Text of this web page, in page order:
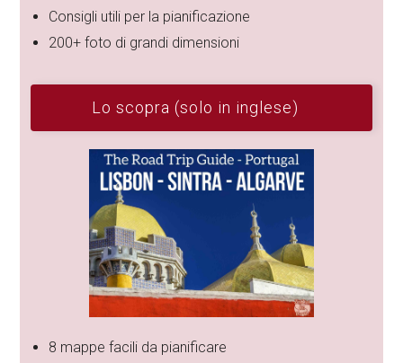
Consigli utili per la pianificazione
200+ foto di grandi dimensioni
Lo scopra (solo in inglese)
8 mappe facili da pianificare